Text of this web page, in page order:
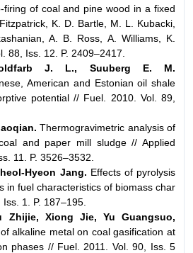
firing of coal and pine wood in a fixed
K. D. Bartle, M. L. Kubacki,
A. B. Ross, A. Williams, K.
88, Iss. 12. P. 2409–2417.
J. L., Suuberg E. M.
American and Estonian oil shale
potential // Fuel. 2010. Vol. 89,
Thermogravimetric analysis of
and paper mill sludge // Applied
11. P. 3526–3532.
Hyeon Jang. Effects of pyrolysis
in fuel characteristics of biomass char
1. P. 187–195.
Zhijie, Xiong Jie, Yu Guangsuo,
alkaline metal on coal gasification at
phases // Fuel. 2011. Vol. 90, Iss. 5